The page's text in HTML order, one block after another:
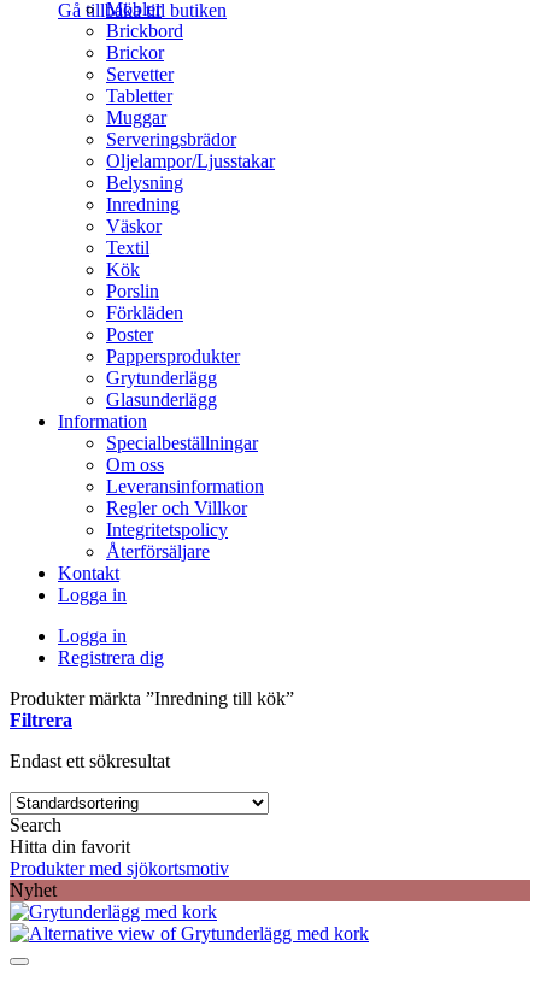
Gå tillbaka till butiken
Möbler
Brickbord
Brickor
Servetter
Tabletter
Muggar
Serveringsbrädor
Oljelampor/Ljusstakar
Belysning
Inredning
Väskor
Textil
Kök
Porslin
Förkläden
Poster
Pappersprodukter
Grytunderlägg
Glasunderlägg
Information
Specialbeställningar
Om oss
Leveransinformation
Regler och Villkor
Integritetspolicy
Återförsäljare
Kontakt
Logga in
Logga in
Registrera dig
Produkter märkta ”Inredning till kök”
Filtrera
Endast ett sökresultat
Search
Hitta din favorit
Produkter med sjökortsmotiv
Nyhet